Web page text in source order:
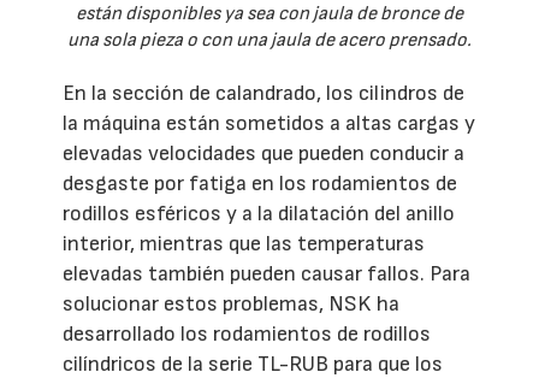
están disponibles ya sea con jaula de bronce de
una sola pieza o con una jaula de acero prensado.
En la sección de calandrado, los cilindros de
la máquina están sometidos a altas cargas y
elevadas velocidades que pueden conducir a
desgaste por fatiga en los rodamientos de
rodillos esféricos y a la dilatación del anillo
interior, mientras que las temperaturas
elevadas también pueden causar fallos. Para
solucionar estos problemas, NSK ha
desarrollado los rodamientos de rodillos
cilíndricos de la serie TL-RUB para que los